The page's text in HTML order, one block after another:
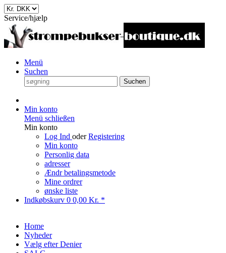
Service/hjælp
Menü
Suchen
Suchen
Min konto
Menü schließen
Min konto
Log Ind oderRegistering
Min konto
Personlig data
adresser
Ændr betalingsmetode
Mine ordrer
ønske liste
Indkøbskurv 0 0,00 Kr. *
Home
Nyheder
Vælg efter Denier